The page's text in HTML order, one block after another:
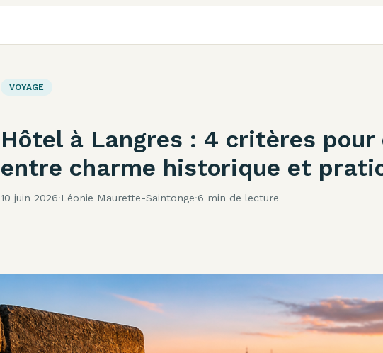
VOYAGE
Hôtel à Langres : 4 critères pour
entre charme historique et
10 juin 2026·Léonie Maurette-Saintonge·6 min de lecture